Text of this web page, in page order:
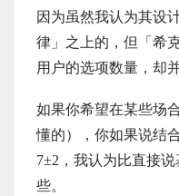
因为虽然我认为其设
律」之上的，但「希
用户的选项数量，却
如果你希望在某些场
懂的），你如果说结
7±2，我认为比直接
些。